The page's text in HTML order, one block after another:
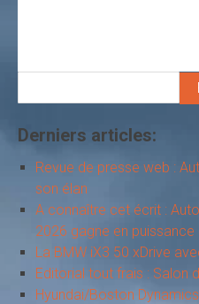
Derniers articles:
Revue de presse web :
son élan
A connaître cet écrit :
2026 gagne en
La BMW iX3 50 xDrive
Editorial tout frais : Salon
Hyundai/Boston